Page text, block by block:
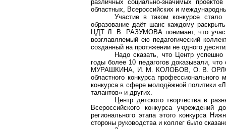
различных социально-значимых
областных, Всероссийских и
Участие в таком конкурсе
образование даёт шанс каждому
ЦДТ Л. В. РАЗУМОВА понимает, что
возглавляемый ею педагогический
созданный на протяжении не одного
Надо сказать, что Центр
годы более 10 педагогов доказывали,
МУРАШКИНА, И. М. КОЛОБОВ, О. В.
областного конкурса профессионального
конкурса в сфере молодёжной политики
талантов» и других.
Центр детского творчества в
Всероссийского конкурса учреждений
регионального этапа этого конкурса
стороны руководства и коллег было